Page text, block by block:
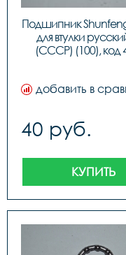
Подшипник
для втулки
(СССР) (100), код
добавить в
40 руб.
КУПИТЬ